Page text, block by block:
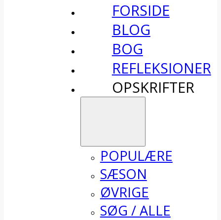
FORSIDE
BLOG
BOG
REFLEKSIONER
OPSKRIFTER
POPULÆRE
SÆSON
ØVRIGE
SØG / ALLE